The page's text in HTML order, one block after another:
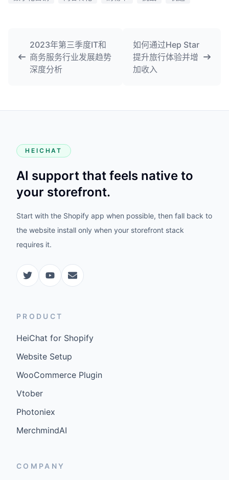
2023年第三季度IT和
商务服务行业发展趋势
深度分析
如何通过Hep Star
提升旅行体验并增
加收入
HEICHAT
AI support that feels native to
your storefront.
Start with the Shopify app when possible, then fall back to
the website install only when your storefront stack
requires it.
PRODUCT
HeiChat for Shopify
Website Setup
WooCommerce Plugin
Vtober
Photoniex
MerchmindAI
COMPANY